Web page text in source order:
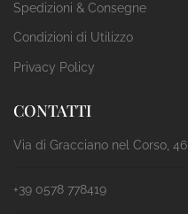
Spedizioni & Consegne
Condizioni di Utilizzo
Privacy Policy
CONTATTI
Via di Gracciano nel Corso,
+39 0578 778419